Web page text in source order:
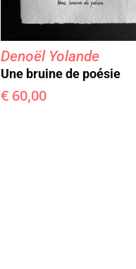
Denoël Yolande
Une bruine de poésie
€60,00